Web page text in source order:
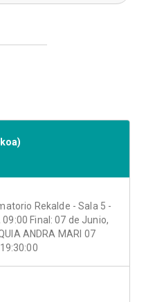
Rekalde - Sala 5 -
Final: 07 de Junio,
ANDRA MARI 07